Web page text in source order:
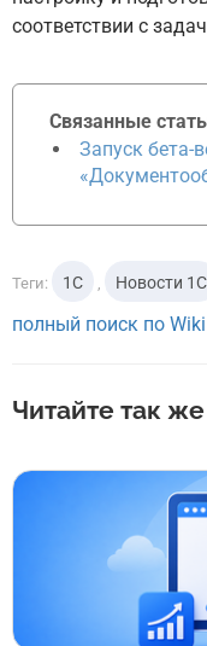
соответствии с
Связанные
Запуск бета-
Теги: 1С , Новости 1С
полный поиск по Wiki
Читайте так же